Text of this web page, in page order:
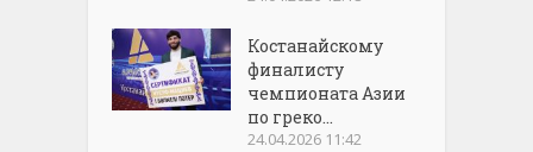
Костанайскому
финалисту
чемпионата Азии
по греко...
24.04.2026 11:42